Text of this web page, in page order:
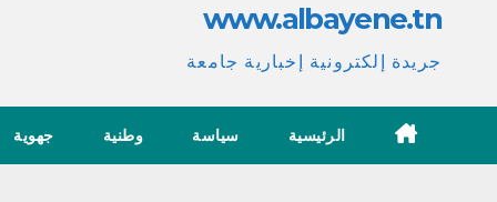
www.albayene.tn
جريدة إلكترونية إخبارية جامعة
الرئيسية سياسة وطنية جهوية